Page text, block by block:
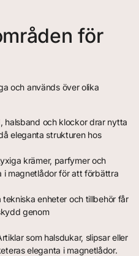
för
och används över olika
halsband och klockor drar nytta
eleganta strukturen hos
krämer, parfymer och
i magnetlådor för att förbättra
tekniska enheter och tillbehör får
genom
som halsdukar, slipsar eller
eleganta i magnetlådor.